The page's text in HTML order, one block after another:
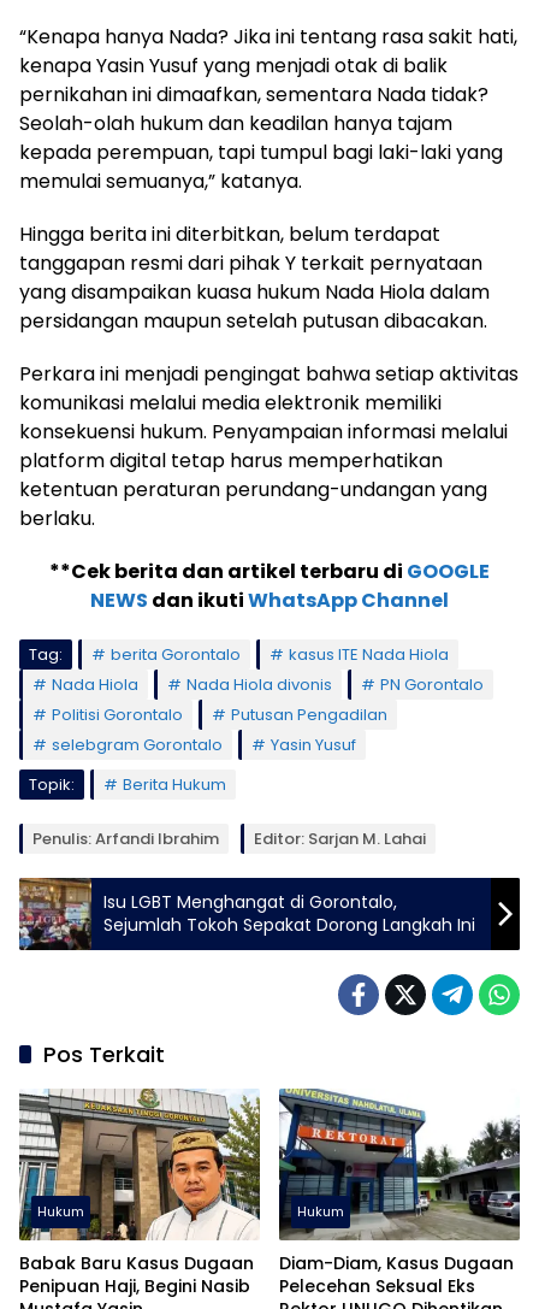
“Kenapa hanya Nada? Jika ini tentang rasa sakit hati,
kenapa Yasin Yusuf yang menjadi otak di balik
pernikahan ini dimaafkan, sementara Nada tidak?
Seolah-olah hukum dan keadilan hanya tajam
kepada perempuan, tapi tumpul bagi laki-laki yang
memulai semuanya,” katanya.
Hingga berita ini diterbitkan, belum terdapat
tanggapan resmi dari pihak Y terkait pernyataan
yang disampaikan kuasa hukum Nada Hiola dalam
persidangan maupun setelah putusan dibacakan.
Perkara ini menjadi pengingat bahwa setiap aktivitas
komunikasi melalui media elektronik memiliki
konsekuensi hukum. Penyampaian informasi melalui
platform digital tetap harus memperhatikan
ketentuan peraturan perundang-undangan yang
berlaku.
**Cek berita dan artikel terbaru di GOOGLE
NEWS dan ikutiWhatsApp Channel
Tag: berita Gorontalo
kasus ITE Nada Hiola
Nada Hiola
Nada Hiola divonis
PN Gorontalo
Politisi Gorontalo
Putusan Pengadilan
selebgram Gorontalo
Yasin Yusuf
Topik:
Berita Hukum
Penulis: Arfandi Ibrahim Editor: Sarjan M. Lahai
Isu LGBT Menghangat di Gorontalo,
Sejumlah Tokoh Sepakat Dorong Langkah Ini
Pos Terkait
Hukum
Babak Baru Kasus Dugaan
Penipuan Haji, Begini Nasib
Hukum
Diam-Diam, Kasus Dugaan
Pelecehan Seksual Eks